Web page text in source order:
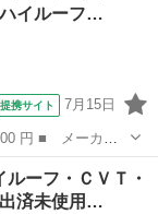
イルーフ…
提携サイト 7月15日
名： ジョイン
フ インパネ３
ーフ・ＣＶＴ・
済未使用…